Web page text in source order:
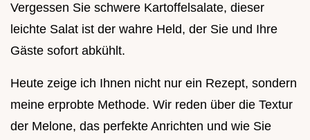
Vergessen Sie schwere Kartoffelsalate, dieser
leichte Salat ist der wahre Held, der Sie und Ihre
Gäste sofort abkühlt.
Heute zeige ich Ihnen nicht nur ein Rezept, sondern
meine erprobte Methode. Wir reden über die Textur
der Melone, das perfekte Anrichten und wie Sie